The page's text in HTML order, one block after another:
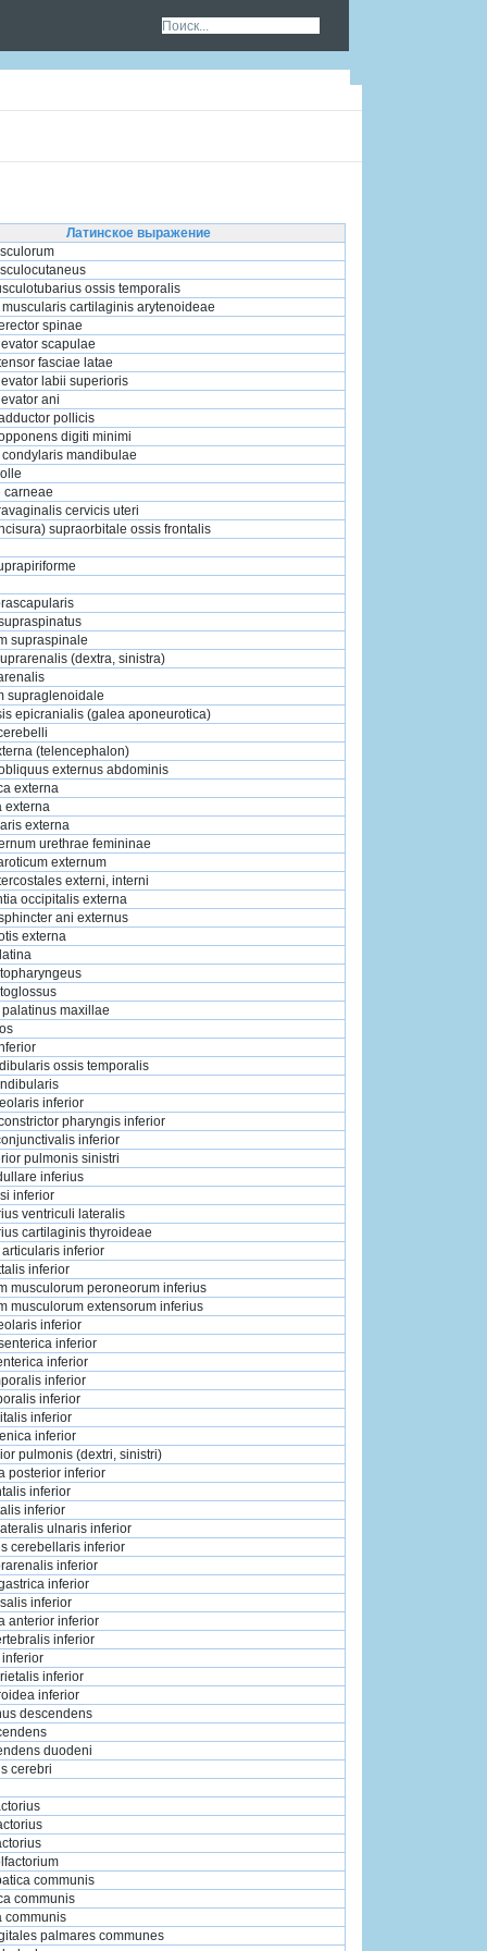
Латинское выражение
ossis temporalis
cartilaginis arytenoideae
spinae
scapulae
fasciae latae
labii superioris
ani
pollicis
digiti minimi
mandibulae
carneae
cervicis uteri
supraorbitale ossis frontalis
supraspinale
(dextra, sinistra)
supraglenoidale
epicranialis (galea aponeurotica)
(telencephalon)
externus abdominis
externa
externa
externa
urethrae femininae
externum
externi, interni
occipitalis externa
ani externus
externa
maxillae
ossis temporalis
inferior
pharyngis inferior
inferior
pulmonis sinistri
inferius
inferior
ventriculi lateralis
cartilaginis thyroideae
inferiоr
inferior
musculorum peroneorum inferius
musculorum extensorum inferius
inferior
inferior
inferior
inferior
inferior
inferior
inferior
pulmonis (dextri, sinistri)
posterior inferior
inferior
inferior
ulnaris inferior
cerebellaris inferior
inferior
inferior
inferior
anterior inferior
inferior
inferior
inferior
descendens
duodeni
cerebri
communis
communis
communis
palmares communes